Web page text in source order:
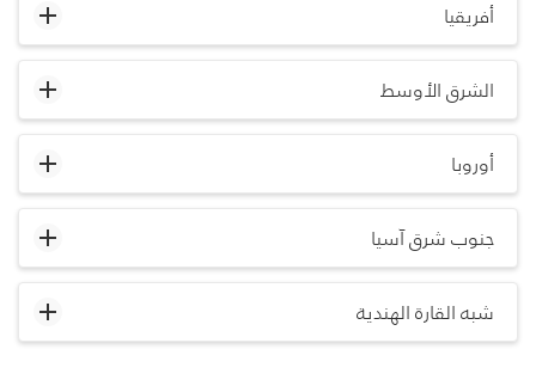
أفريقيا
الشرق الأوسط
أوروبا
جنوب شرق آسيا
شبه القارة الهندية